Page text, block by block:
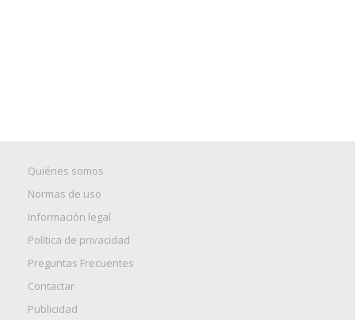
Quiénes somos
Normas de uso
Información legal
Política de privacidad
Preguntas Frecuentes
Contactar
Publicidad